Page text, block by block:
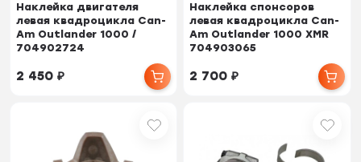
Наклейка двигателя
левая квадроцикла Can-
Am Outlander 1000 /
704902724
2 450₽
Наклейка спонсоров
левая квадроцикла Can-
Am Outlander 1000 XMR
704903065
2 700₽